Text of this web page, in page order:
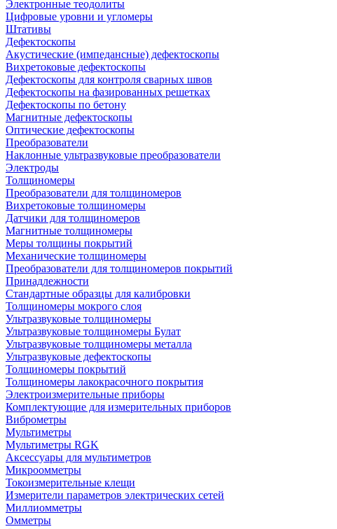
Электронные теодолиты
Цифровые уровни и угломеры
Штативы
Дефектоскопы
Акустические (импедансные) дефектоскопы
Вихретоковые дефектоскопы
Дефектоскопы для контроля сварных швов
Дефектоскопы на фазированных решетках
Дефектоскопы по бетону
Магнитные дефектоскопы
Оптические дефектоскопы
Преобразователи
Наклонные ультразвуковые преобразователи
Электроды
Толщиномеры
Преобразователи для толщиномеров
Вихретоковые толщиномеры
Датчики для толщиномеров
Магнитные толщиномеры
Меры толщины покрытий
Механические толщиномеры
Преобразователи для толщиномеров покрытий
Принадлежности
Стандартные образцы для калибровки
Толщиномеры мокрого слоя
Ультразвуковые толщиномеры
Ультразвуковые толщиномеры Булат
Ультразвуковые толщиномеры металла
Ультразвуковые дефектоскопы
Толщиномеры покрытий
Толщиномеры лакокрасочного покрытия
Электроизмерительные приборы
Комплектующие для измерительных приборов
Виброметры
Мультиметры
Мультиметры RGK
Аксессуары для мультиметров
Микроомметры
Токоизмерительные клещи
Измерители параметров электрических сетей
Миллиомметры
Омметры